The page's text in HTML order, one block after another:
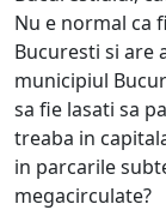
Nu e normal ca
Bucuresti si are
municipiul
sa fie lasati sa
treaba in
in parcarile
megacirculate?